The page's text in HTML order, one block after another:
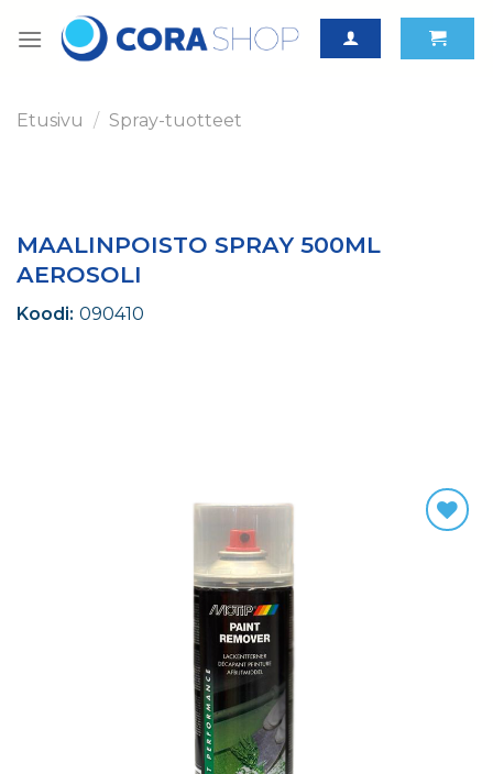
Etusivu / Spray-tuotteet
MAALINPOISTO SPRAY 500ML
AEROSOLI
Koodi: 090410